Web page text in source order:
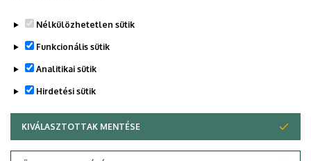
Legutóbbi frissítés: 2022. 08. 01. 17:55
Nélkülözhetetlen sütik
Funkcionális sütik
Analitikai sütik
Hirdetési sütik
KIVÁLASZTOTTAK MENTÉSE
WITHDRAW CONSENT